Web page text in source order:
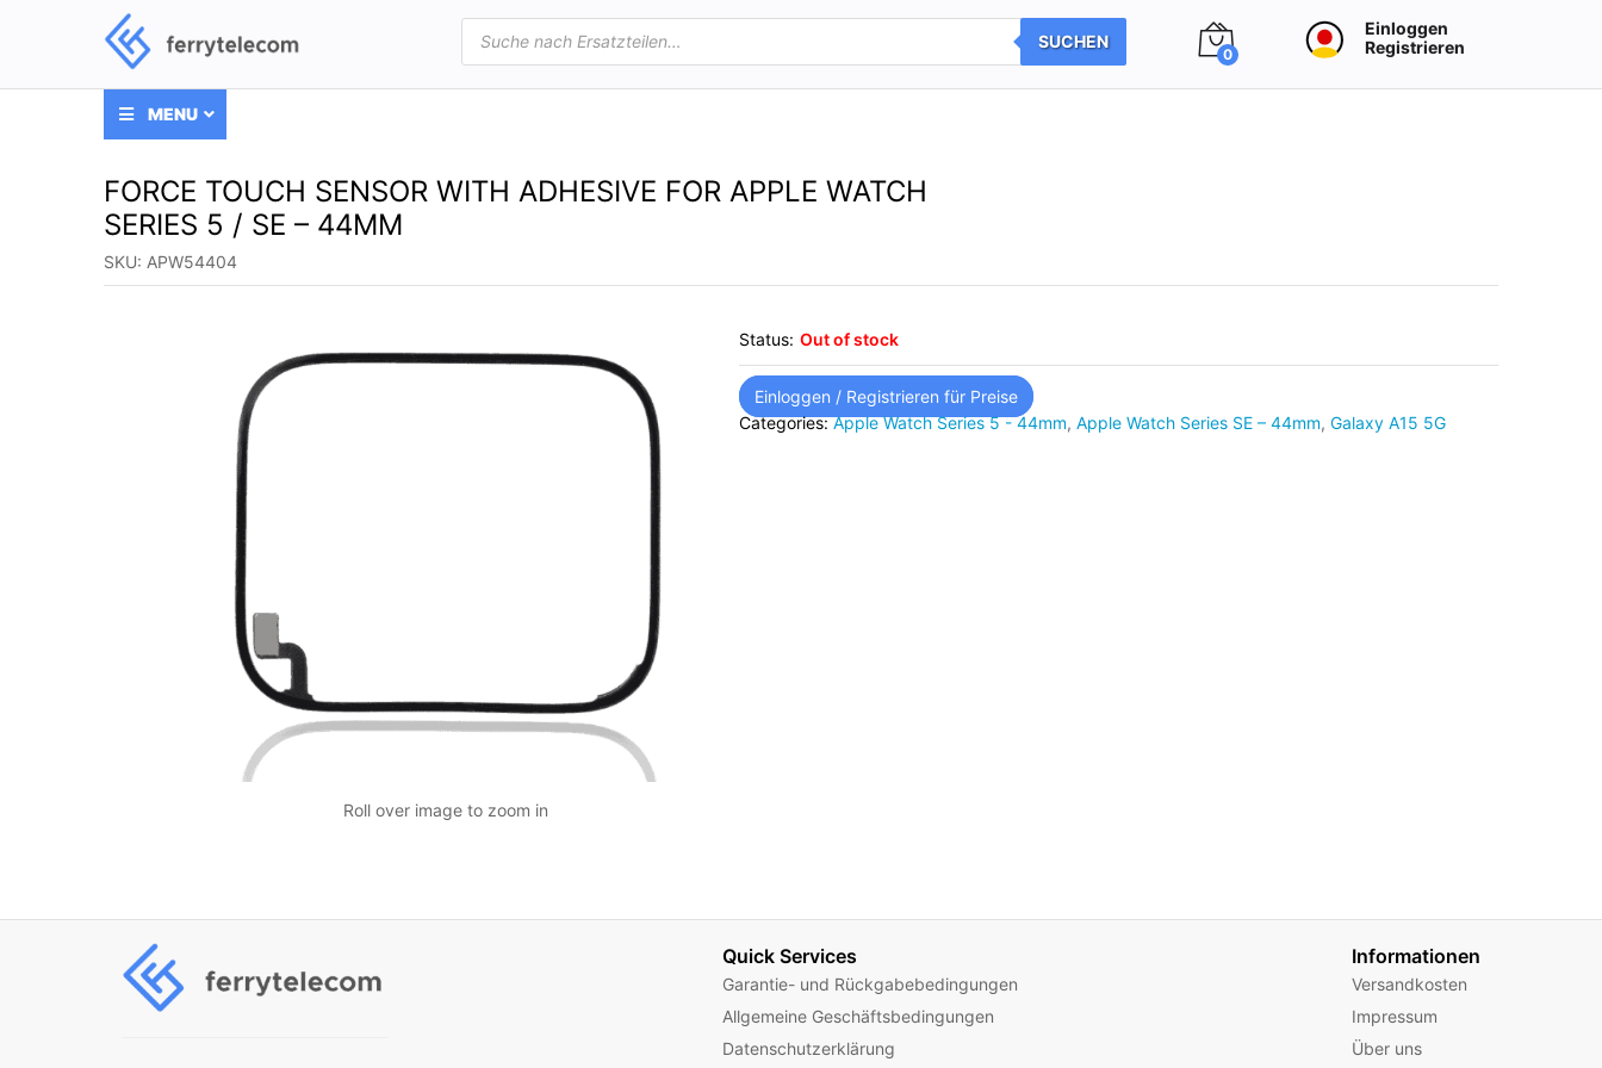
Products
search
SUCHEN
0
Einloggen
Registrieren
MENU
FORCE TOUCH SENSOR WITH ADHESIVE FOR APPLE WATCH
SERIES 5 / SE – 44MM
SKU: APW54404
Roll over image to zoom in
Status: Out of stock
Einloggen / Registrieren für Preise
Categories:Apple Watch Series 5 - 44mm,Apple Watch Series SE – 44mm,Galaxy A15 5G
Quick Services
Garantie- und Rückgabebedingungen
Allgemeine Geschäftsbedingungen
Datenschutzerklärung
Informationen
Versandkosten
Impressum
Über uns